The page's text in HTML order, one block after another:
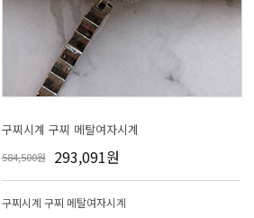
구찌시계 구찌 메탈여자시계
584,500원 293,091원
구찌시계 구찌 메탈여자시계